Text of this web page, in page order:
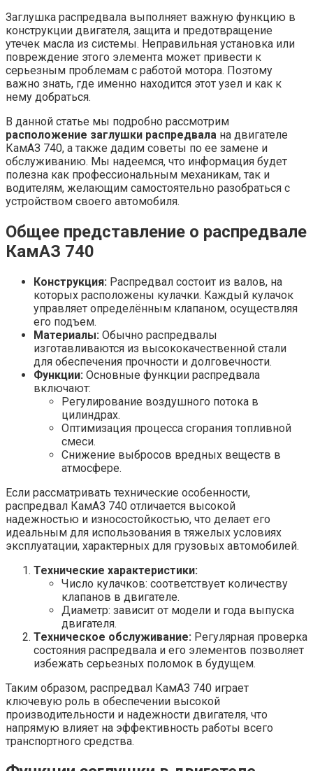
Заглушка распредвала выполняет важную функцию в
конструкции двигателя, защита и предотвращение
утечек масла из системы. Неправильная установка или
повреждение этого элемента может привести к
серьезным проблемам с работой мотора. Поэтому
важно знать, где именно находится этот узел и как к
нему добраться.
В данной статье мы подробно рассмотрим
расположение заглушки распредвала на двигателе
КамАЗ 740, а также дадим советы по ее замене и
обслуживанию. Мы надеемся, что информация будет
полезна как профессиональным механикам, так и
водителям, желающим самостоятельно разобраться с
устройством своего автомобиля.
Общее представление о распредвале
КамАЗ 740
Конструкция: Распредвал состоит из валов, на
которых расположены кулачки. Каждый кулачок
управляет определённым клапаном, осуществляя
его подъем.
Материалы: Обычно распредвалы
изготавливаются из высококачественной стали
для обеспечения прочности и долговечности.
Функции: Основные функции распредвала
включают:
Регулирование воздушного потока в
цилиндрах.
Оптимизация процесса сгорания топливной
смеси.
Снижение выбросов вредных веществ в
атмосфере.
Если рассматривать технические особенности,
распредвал КамАЗ 740 отличается высокой
надежностью и износостойкостью, что делает его
идеальным для использования в тяжелых условиях
эксплуатации, характерных для грузовых автомобилей.
Технические характеристики:
Число кулачков: соответствует количеству
клапанов в двигателе.
Диаметр: зависит от модели и года выпуска
двигателя.
Техническое обслуживание: Регулярная проверка
состояния распредвала и его элементов позволяет
избежать серьезных поломок в будущем.
Таким образом, распредвал КамАЗ 740 играет
ключевую роль в обеспечении высокой
производительности и надежности двигателя, что
напрямую влияет на эффективность работы всего
транспортного средства.